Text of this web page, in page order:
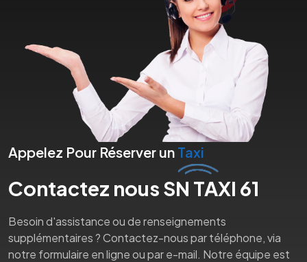
Appelez Pour Réserver un Taxi
Contactez nous SN TAXI 61
Besoin d'assistance ou de renseignements
supplémentaires ? Contactez-nous par téléphone, via
notre formulaire en ligne ou par e-mail. Notre équipe est